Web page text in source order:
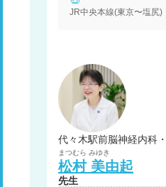
JR中央本線(東京〜塩尻)
代々木駅前脳神経内科
まつむら みゆき
松村 美由起
先生